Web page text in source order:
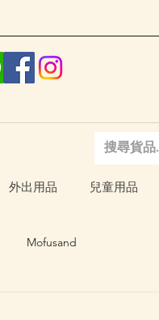
外出用品 兒童用品
Mofusand